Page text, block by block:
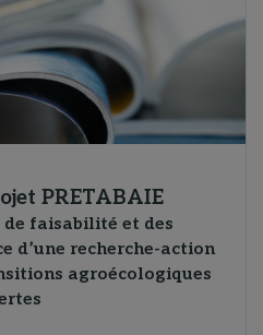
PRETABAIE
faisabilité et des
d’une recherche-action
agroécologiques